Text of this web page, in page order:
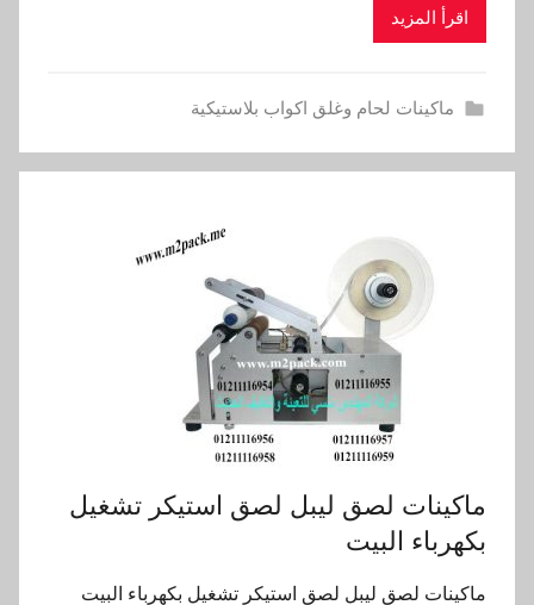
اقرأ المزيد
ماكينات لحام وغلق اكواب بلاستيكية
ماكينات لصق ليبل لصق استيكر تشغيل
بكهرباء البيت
ماكينات لصق ليبل لصق استيكر تشغيل بكهرباء البيت